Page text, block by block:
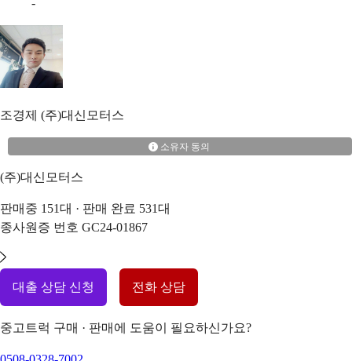
-
조경제 (주)대신모터스
소유자 동의
(주)대신모터스
판매중 151대 · 판매 완료 531대
종사원증 번호 GC24-01867
대출 상담 신청 전화 상담
중고트럭 구매 · 판매에 도움이 필요하신가요?